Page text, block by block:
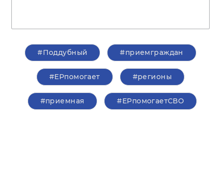
#Поддубный #приемграждан
#ЕРпомогает #регионы
#приемная #ЕРпомогаетСВО